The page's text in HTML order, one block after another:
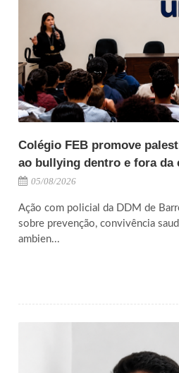
Colégio FEB promove
ao bullying dentro e fora da
05/08/2026
Ação com policial da DDM de
sobre prevenção, convivência
ambien...